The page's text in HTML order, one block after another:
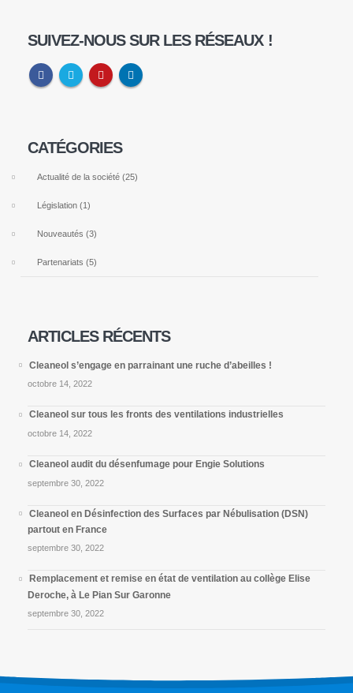
SUIVEZ-NOUS SUR LES RÉSEAUX !
CATÉGORIES
Actualité de la société(25)
Législation(1)
Nouveautés (3)
Partenariats (5)
ARTICLES RÉCENTS
Cleaneol s’engage en parrainant une ruche d’abeilles !
octobre 14, 2022
Cleaneol sur tous les fronts des ventilations industrielles
octobre 14, 2022
Cleaneol audit du désenfumage pour Engie Solutions
septembre 30, 2022
Cleaneol en Désinfection des Surfaces par Nébulisation (DSN)
partout en France
septembre 30, 2022
Remplacement et remise en état de ventilation au collège Elise
Deroche, à Le Pian Sur Garonne
septembre 30, 2022
CLEANEOL
09 74 78 50 78
Cleaneol Nettoyage
Cleaneol Aqua
Cleaneol Biotech
Cleaneol Equip
Nos Services
Audit & Expertise
Nettoyage & Désinfection
Tour Aéro & Refroidissement
Autres prestations & Fournitures
À propos